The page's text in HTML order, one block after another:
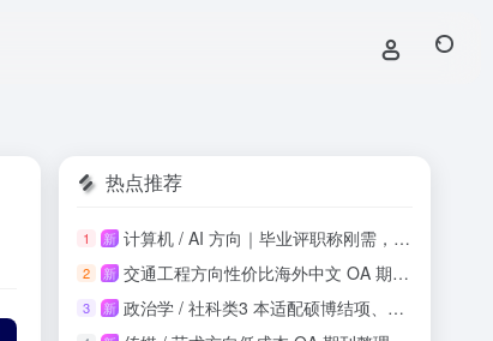
热点推荐
1 新 计算机 / AI 方向｜毕业评职称刚需，知网稳定收录
2 新 交通工程方向性价比海外中文 OA 期刊投稿整理
3 新 政治学 / 社科类3 本适配硕博结项、课程论文